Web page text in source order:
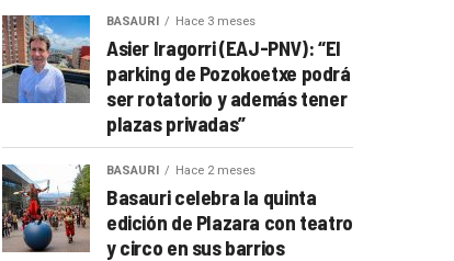
BASAURI Hace 3 meses
Asier Iragorri (EAJ-PNV): “El
parking de Pozokoetxe podrá
ser rotatorio y además tener
plazas privadas”
BASAURI Hace 2 meses
Basauri celebra la quinta
edición de Plazara con teatro
y circo en sus barrios